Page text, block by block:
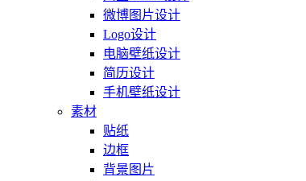
微博图片设计
Logo设计
电脑壁纸设计
简历设计
手机壁纸设计
素材
贴纸
边框
背景图片